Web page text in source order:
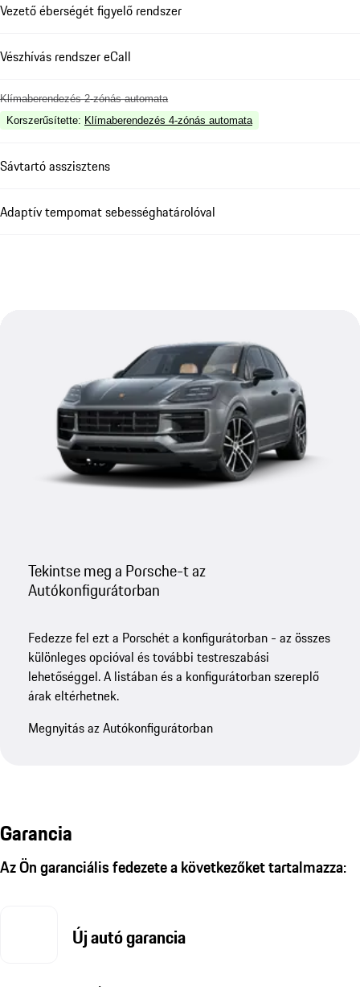
Vezető éberségét figyelő rendszer
Vészhívás rendszer eCall
Klímaberendezés 2-zónás automata
Korszerűsítette: Klímaberendezés 4-zónás automata
Sávtartó asszisztens
Adaptív tempomat sebességhatárolóval
Tekintse meg a Porsche-t az
Autókonfigurátorban
Fedezze fel ezt a Porschét a konfigurátorban - az összes
különleges opcióval és további testreszabási
lehetőséggel. A listában és a konfigurátorban szereplő
árak eltérhetnek.
Megnyitás az Autókonfigurátorban
Garancia
Az Ön garanciális fedezete a következőket tartalmazza:
Új autó garancia